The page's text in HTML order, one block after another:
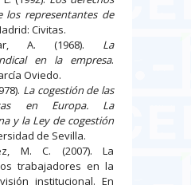
los representantes de
Civitas.
A. (1968). La
en la empresa.
Oviedo.
La cogestión de las
en Europa. La
y la Ley de cogestión
de Sevilla.
M. C. (2007). La
trabajadores en la
institucional. En